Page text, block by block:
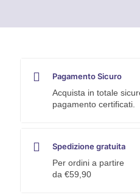
Pagamento Sicuro
Acquista in totale
pagamento certificati.
Spedizione gratuita
Per ordini a partire
da €59,90